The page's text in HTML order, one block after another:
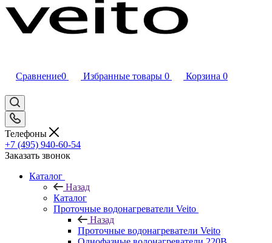
Сравнение0 Избранные товары 0 Корзина 0
Телефоны
+7 (495) 940-60-54
Заказать звонок
Каталог
Назад
Каталог
Проточные водонагреватели Veito
Назад
Проточные водонагреватели Veito